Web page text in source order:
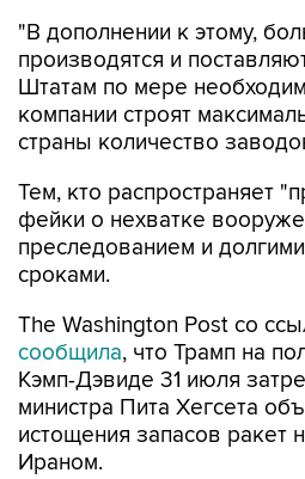
"В дополнении к этому,
производятся и
Штатам по мере
компании строят
страны количество
Тем, кто распространяет
фейки о нехватке
преследованием и
сроками.
The Washington Post со
сообщила, что Трамп на
Кэмп-Дэвиде 31 июля
министра Пита Хегсета
истощения запасов ракет
Ираном.